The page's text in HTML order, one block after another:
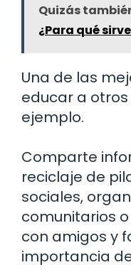
Quizás
¿Para qué
Una de las
educar a
ejemplo.
Comparte
reciclaje de
sociales,
comunitarios
con amigos y
importancia